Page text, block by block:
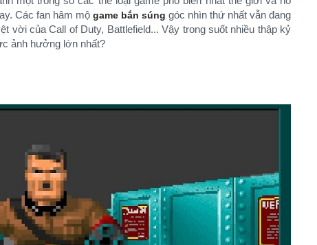
Các fan hâm mộ game bắn súng góc nhìn thứ nhất vẫn đang
vời của Call of Duty, Battlefield... Vậy trong suốt nhiều thập kỷ
ảnh hưởng lớn nhất?